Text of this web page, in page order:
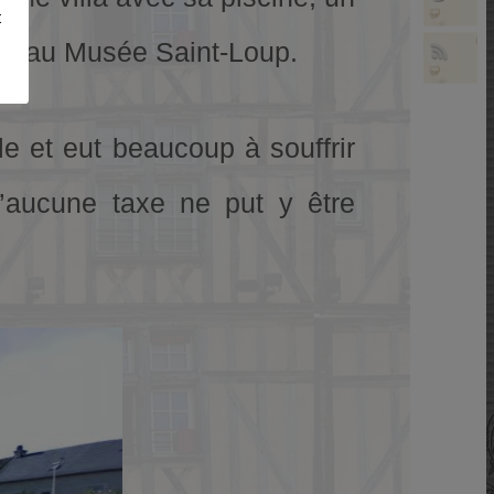
au Musée Saint-Loup.
et eut beaucoup à souffrir
taxe ne put y être